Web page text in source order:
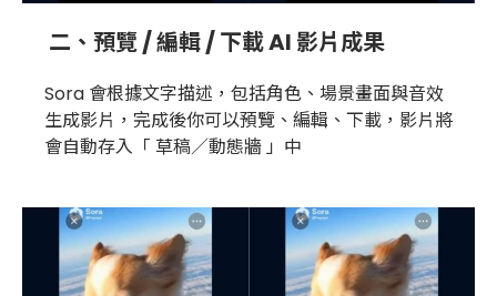
二、預覽 / 編輯 / 下載 AI 影片成果
Sora 會根據文字描述，包括角色、場景畫面與音效
生成影片，完成後你可以預覽、編輯、下載，影片將
會自動存入「 草稿／動態牆 」中